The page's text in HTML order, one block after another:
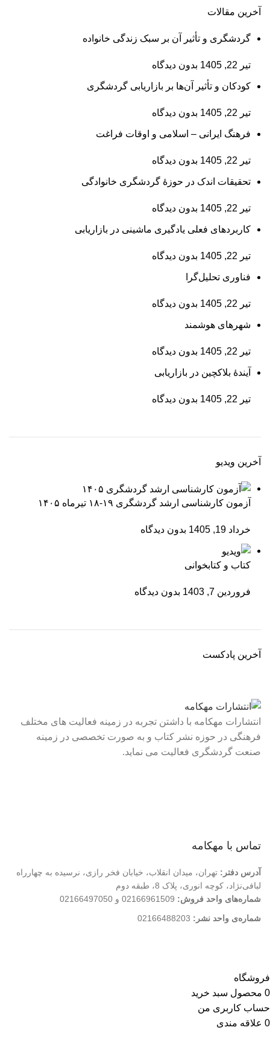
آخرین مقالات
گردشگری و تأثیر آن بر سبک زندگی خانواده
تیر 22, 1405 بدون دیدگاه
کودکان و تأثیر آن‌ها بر بازاریابی گردشگری
تیر 22, 1405 بدون دیدگاه
فرهنگ ایرانی – اسلامی و اوقات فراغت
تیر 22, 1405 بدون دیدگاه
تحقیقات اندک در حوزۀ گردشگری خانوادگی
تیر 22, 1405 بدون دیدگاه
کاربردهای فعلی یادگیری ماشینی در بازاریابی
تیر 22, 1405 بدون دیدگاه
فناوری تحلیل‌گرا
تیر 22, 1405 بدون دیدگاه
شهرهای هوشمند
تیر 22, 1405 بدون دیدگاه
آیندۀ بلاکچین در بازاریابی
تیر 22, 1405 بدون دیدگاه
آخرین ویدیو
آزمون کارشناسی ارشد گردشگری ۱۹-۱۸ تیرماه ۱۴۰۵
خرداد 19, 1405 بدون دیدگاه
کتاب و کتابخوانی
فروردین 7, 1403 بدون دیدگاه
آخرین پادکست
انتشارات مهکامه با داشتن تجربه در زمینه فعالیت های مختلف
فرهنگی در حوزه نشر کتاب و به صورت تخصصی در زمینه
صنعت گردشگری فعالیت می نماید.
تماس با مهکامه
آدرس دفتر: تهران، میدان انقلاب، خیابان فخر رازی، نرسیده به چهارراه
لبافی‌نژاد، کوچه انوری، پلاک 8، طبقه دوم
شماره‌های واحد فروش: 02166961509 و 02166497050
شماره‌‌ی واحد نشر:
فروشگاه
0 محصول سبد خرید
حساب کاربری من
0 علاقه مندی